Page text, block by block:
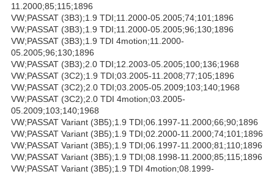
11.2000;85;115;1896
VW;PASSAT (3B3);1.9 TDI;11.2000-05.2005;74;101;1896
VW;PASSAT (3B3);1.9 TDI;11.2000-05.2005;96;130;1896
VW;PASSAT (3B3);1.9 TDI 4motion;11.2000-
05.2005;96;130;1896
VW;PASSAT (3B3);2.0 TDI;12.2003-05.2005;100;136;1968
VW;PASSAT (3C2);1.9 TDI;03.2005-11.2008;77;105;1896
VW;PASSAT (3C2);2.0 TDI;03.2005-05.2009;103;140;1968
VW;PASSAT (3C2);2.0 TDI 4motion;03.2005-
05.2009;103;140;1968
VW;PASSAT Variant (3B5);1.9 TDI;06.1997-11.2000;66;90;1896
VW;PASSAT Variant (3B5);1.9 TDI;02.2000-11.2000;74;101;1896
VW;PASSAT Variant (3B5);1.9 TDI;06.1997-11.2000;81;110;1896
VW;PASSAT Variant (3B5);1.9 TDI;08.1998-11.2000;85;115;1896
VW;PASSAT Variant (3B5);1.9 TDI 4motion;08.1999-